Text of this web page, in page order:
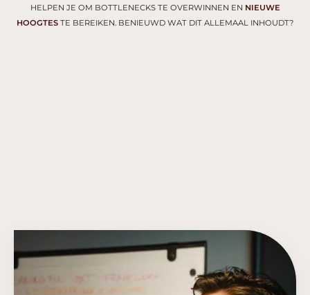
HELPEN JE OM BOTTLENECKS TE OVERWINNEN EN NIEUWE
HOOGTES TE BEREIKEN. BENIEUWD WAT DIT ALLEMAAL INHOUDT?